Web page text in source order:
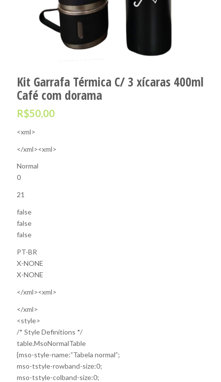
Kit Garrafa Térmica C/ 3 xícaras 400ml
Café com dorama
R$50,00
<xml>
</xml><xml>
Normal
0
21
false
false
false
PT-BR
X-NONE
X-NONE
</xml><xml>
</xml>
<style>
/* Style Definitions */
table.MsoNormalTable
{mso-style-name:”Tabela normal”;
mso-tstyle-rowband-size:0;
mso-tstyle-colband-size:0;